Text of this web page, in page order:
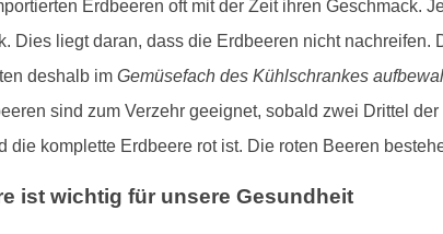
Erdbeeren oft mit der Zeit ihren Geschmack.
Dies liegt daran, dass die Erdbeeren nicht
deshalb im Gemüsefach des Kühlschrankes
sind zum Verzehr geeignet, sobald zwei Drittel
die komplette Erdbeere rot ist. Die roten Beeren
ist wichtig für unsere Gesundheit